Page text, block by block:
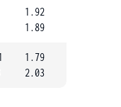
1.92
1.89
1.79
2.03